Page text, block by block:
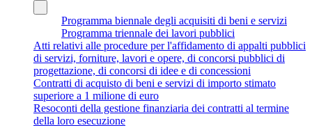
Programma biennale degli acquisiti di beni e servizi
Programma triennale dei lavori pubblici
Atti relativi alle procedure per l'affidamento di appalti pubblici
di servizi, forniture, lavori e opere, di concorsi pubblici di
progettazione, di concorsi di idee e di concessioni
Contratti di acquisto di beni e servizi di importo stimato
superiore a 1 milione di euro
Resoconti della gestione finanziaria dei contratti al termine
della loro esecuzione